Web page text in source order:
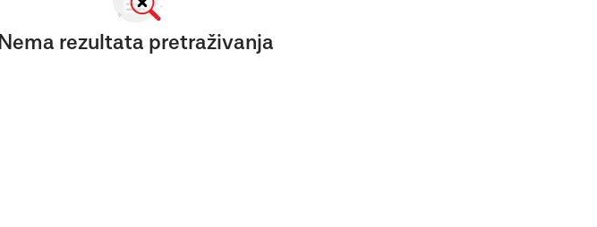
Nema rezultata pretraživanja